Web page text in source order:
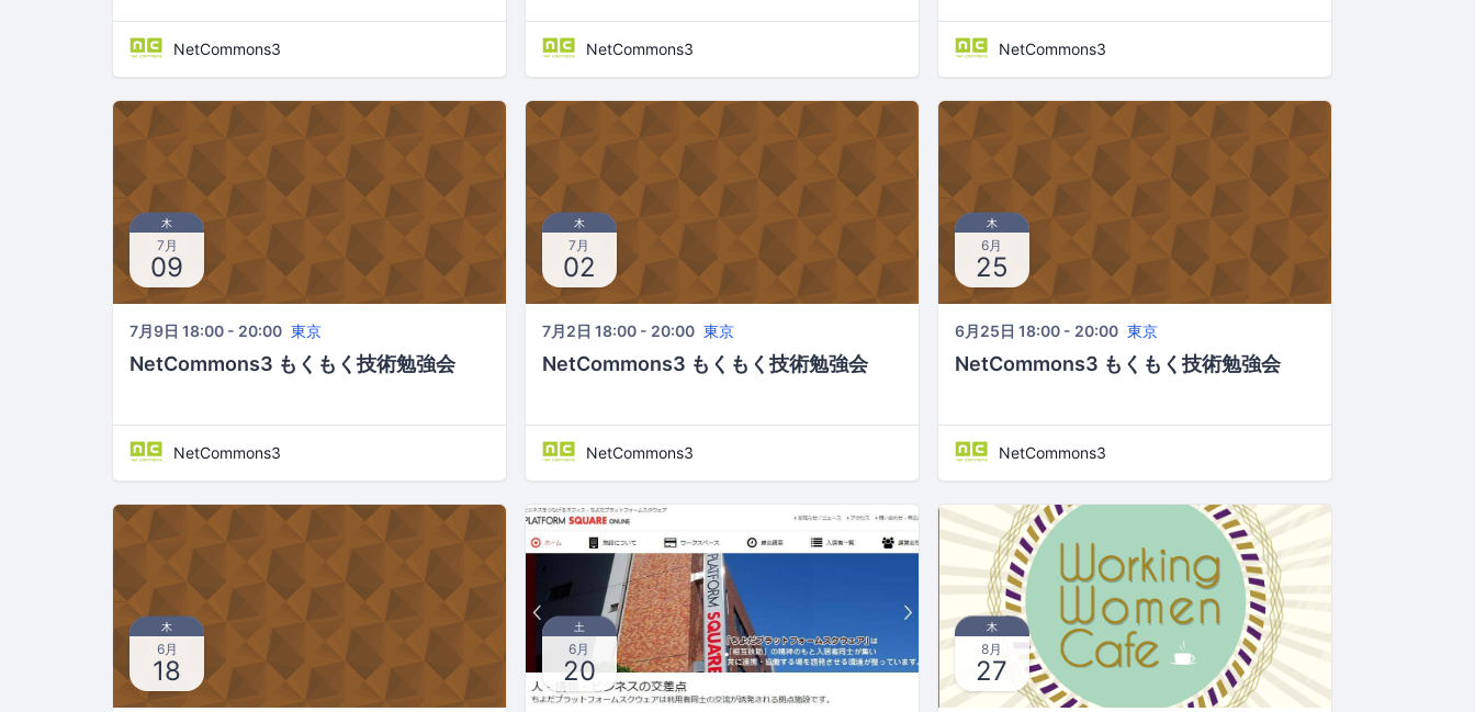
NetCommons3 NetCommons3 NetCommons3
木
7月
09
7月9日 18:00 - 20:00 東京
NetCommons3 もくもく技術勉強会
NetCommons3
木
7月
02
7月2日 18:00 - 20:00 東京
NetCommons3 もくもく技術勉強会
NetCommons3
木
6月
25
6月25日 18:00 - 20:00 東京
NetCommons3 もくもく技術勉強会
NetCommons3
木
6月
18
土
6月
20
木
8月
27